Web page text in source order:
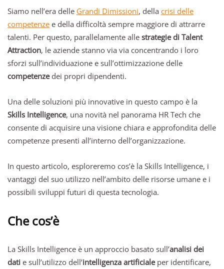
Siamo nell’era delle Grandi Dimissioni, della crisi delle
competenze e della difficoltà sempre maggiore di attrarre
talenti. Per questo, parallelamente alle strategie di Talent
Attraction, le aziende stanno via via concentrando i loro
sforzi sull’individuazione e sull’ottimizzazione delle
competenzedei propri dipendenti.
Una delle soluzioni più innovative in questo campo è la
Skills Intelligence, una novità nel panorama HR Tech che
consente di acquisire una visione chiara e approfondita delle
competenze presenti all’interno dell’organizzazione.
In questo articolo, esploreremo cos’è la Skills Intelligence, i
vantaggi del suo utilizzo nell’ambito delle risorse umane e i
possibili sviluppi futuri di questa tecnologia.
Che cos’è
La Skills Intelligence è un approccio basato sull’analisi dei
dati e sull’utilizzo dell’intelligenza artificialeper identificare,